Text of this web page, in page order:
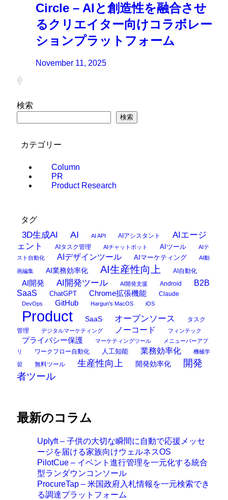
Circle – AIと創造性を融合させ
るクリエイター向けコラボレー
ションプラットフォーム
November 11, 2025
1
検索
検索
カテゴリー
Column
PR
Product Research
タグ
3D生成AI AI AI API AIアシスタント
AIエージ
ェント
AIタスク管理 AIチャットボット AIツール
AIテ
スト自動化
AIデザインツール AIマーケティング AI動
画編集 AI業務効率化 AI生産性向上 AI自動化
AI開発 AI開発ツール AI開発支援 Android
B2B
SaaS
ChatGPT Chrome拡張機能 Claude
DevOps GitHub Hargun's MacOS iOS
Product SaaS オープンソース
タスク
管理
デジタルマーケティング ノーコード フィンテック
プライバシー保護 マーケティングツール
メニューバーアプ
リ
ワークフロー自動化 人工知能 業務効率化 機械学
習 無料ツール 生産性向上 開発効率化
開発
者ツール
最新のコラム
Uplyft – 子供の大切な瞬間に自動で応援メッセ
ージを届ける家族向けウェルネスOS
PilotCue – イベント進行管理を一元化する統合
型ランダウンコンソール
ProcureTap – 米国政府入札情報を一元検索でき
る調達プラットフォーム